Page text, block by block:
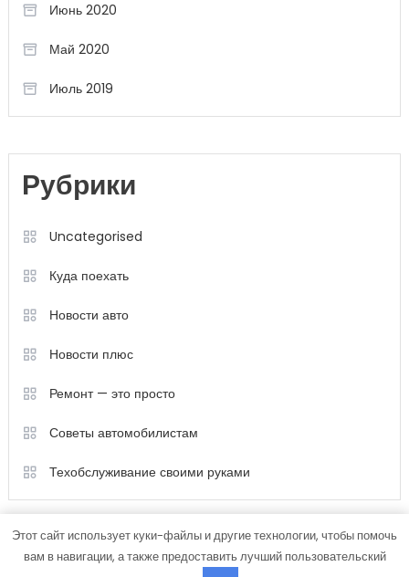
Июнь 2020
Май 2020
Июль 2019
Рубрики
Uncategorised
Куда поехать
Новости авто
Новости плюс
Ремонт — это просто
Советы автомобилистам
Техобслуживание своими руками
Этот сайт использует куки-файлы и другие технологии, чтобы помочь
вам в навигации, а также предоставить лучший пользовательский